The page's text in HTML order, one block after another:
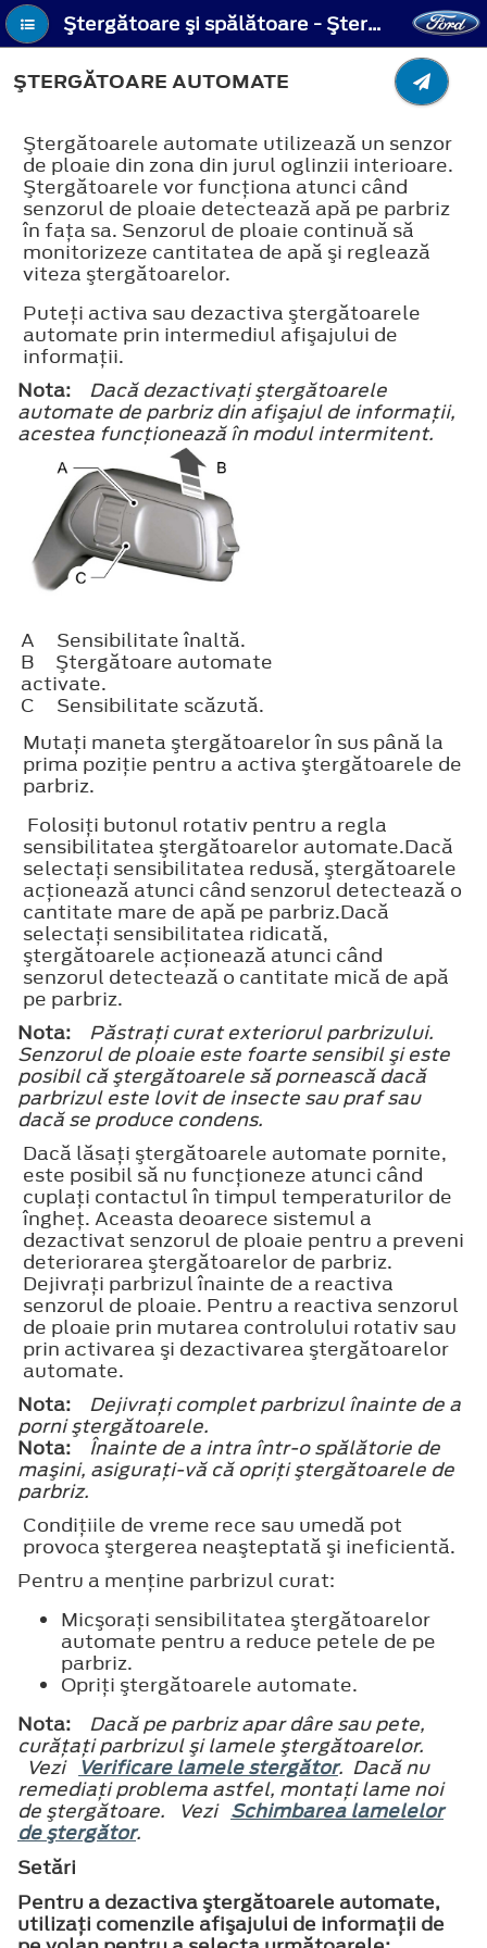
Ştergătoare şi spălătoare - Ştergătoare automate
ŞTERGĂTOARE AUTOMATE
Ştergătoarele automate utilizează un senzor
de ploaie din zona din jurul oglinzii interioare.
Ştergătoarele vor funcţiona atunci când
senzorul de ploaie detectează apă pe parbriz
în faţa sa. Senzorul de ploaie continuă să
monitorizeze cantitatea de apă şi reglează
viteza ştergătoarelor.
Puteţi activa sau dezactiva ştergătoarele
automate prin intermediul afişajului de
informaţii.
Nota:
Dacă dezactivaţi ştergătoarele
automate de parbriz din afişajul de informaţii,
acestea funcţionează în modul intermitent.
A
Sensibilitate înaltă.
B
Ştergătoare automate
activate.
C
Sensibilitate scăzută.
Mutaţi maneta ştergătoarelor în sus până la
prima poziţie pentru a activa ştergătoarele de
parbriz.
Folosiţi butonul rotativ pentru a regla
sensibilitatea ştergătoarelor automate.Dacă
selectaţi sensibilitatea redusă, ştergătoarele
acţionează atunci când senzorul detectează o
cantitate mare de apă pe parbriz.Dacă
selectaţi sensibilitatea ridicată,
ştergătoarele acţionează atunci când
senzorul detectează o cantitate mică de apă
pe parbriz.
Nota:
Păstraţi curat exteriorul parbrizului.
Senzorul de ploaie este foarte sensibil şi este
posibil că ştergătoarele să pornească dacă
parbrizul este lovit de insecte sau praf sau
dacă se produce condens.
Dacă lăsaţi ştergătoarele automate pornite,
este posibil să nu funcţioneze atunci când
cuplaţi contactul în timpul temperaturilor de
îngheţ. Aceasta deoarece sistemul a
dezactivat senzorul de ploaie pentru a preveni
deteriorarea ştergătoarelor de parbriz.
Dejivraţi parbrizul înainte de a reactiva
senzorul de ploaie. Pentru a reactiva senzorul
de ploaie prin mutarea controlului rotativ sau
prin activarea şi dezactivarea ştergătoarelor
automate.
Nota:
Dejivraţi complet parbrizul înainte de a
porni ştergătoarele.
Nota:
Înainte de a intra într-o spălătorie de
maşini, asiguraţi-vă că opriţi ştergătoarele de
parbriz.
Condiţiile de vreme rece sau umedă pot
provoca ştergerea neaşteptată şi ineficientă.
Pentru a menţine parbrizul curat:
Micşoraţi sensibilitatea ştergătoarelor
automate pentru a reduce petele de pe
parbriz.
Opriţi ştergătoarele automate.
Nota:
Dacă pe parbriz apar dâre sau pete,
curăţaţi parbrizul şi lamele ştergătoarelor.
Vezi Verificare lamele stergător. Dacă nu
remediaţi problema astfel, montaţi lame noi
de ştergătoare. Vezi Schimbarea lamelelor
de ştergător.
Setări
Pentru a dezactiva ştergătoarele automate,
utilizaţi comenzile afişajului de informaţii de